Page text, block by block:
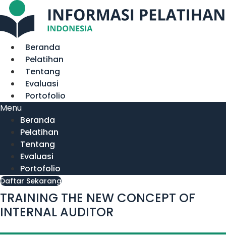
Lewati
ke
konten
Beranda
Pelatihan
Tentang
Evaluasi
Portofolio
Menu
Beranda
Pelatihan
Tentang
Evaluasi
Portofolio
Daftar Sekarang
TRAINING THE NEW CONCEPT OF
INTERNAL AUDITOR